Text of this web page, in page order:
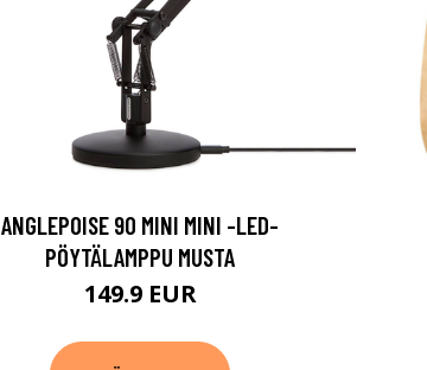
ANGLEPOISE 90 MINI MINI -LED-
PÖYTÄLAMPPU MUSTA
149.9 EUR